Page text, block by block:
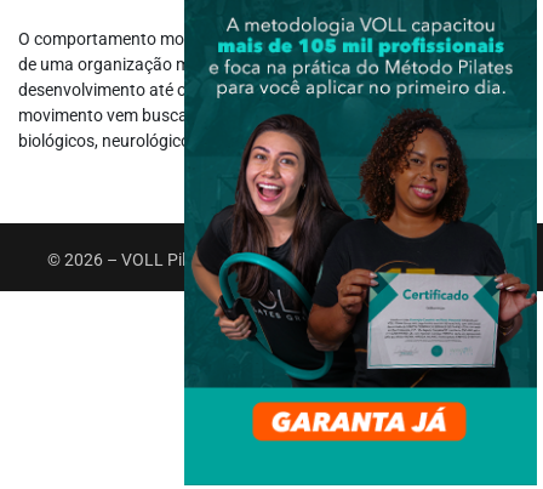
O comportamento motor é a análise do processo neuropsicológico
de uma organização motora, que vai desde a construção,
desenvolvimento até o aprendizado motor. O profissional do
movimento vem buscando cada vez mais entender os processos
biológicos, neurológicos e...
© 2026 – VOLL Pilates Group. Todos os direitos reservados.